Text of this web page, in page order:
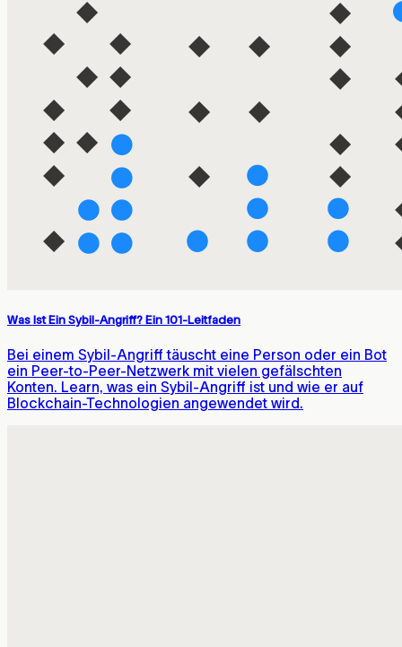
Was Ist Ein Sybil-Angriff? Ein 101-Leitfaden
Bei einem Sybil-Angriff täuscht eine Person oder ein Bot
ein Peer-to-Peer-Netzwerk mit vielen gefälschten
Konten. Learn, was ein Sybil-Angriff ist und wie er auf
Blockchain-Technologien angewendet wird.